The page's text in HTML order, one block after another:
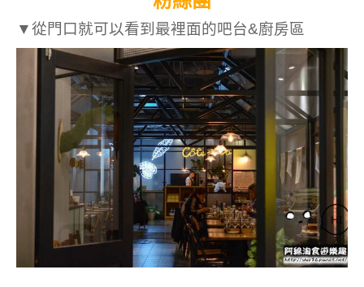
▼從門口就可以看到最裡面的吧台&廚房區